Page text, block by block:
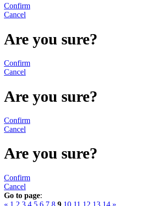
Confirm
Cancel
Are you sure?
Confirm
Cancel
Are you sure?
Confirm
Cancel
Are you sure?
Confirm
Cancel
Go to page:
« 1 2 3 4 5 6 7 8 9 10 11 12 13 14 »